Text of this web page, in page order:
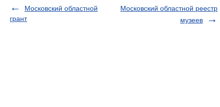
Московский областной
грант
Московский областной реестр
музеев